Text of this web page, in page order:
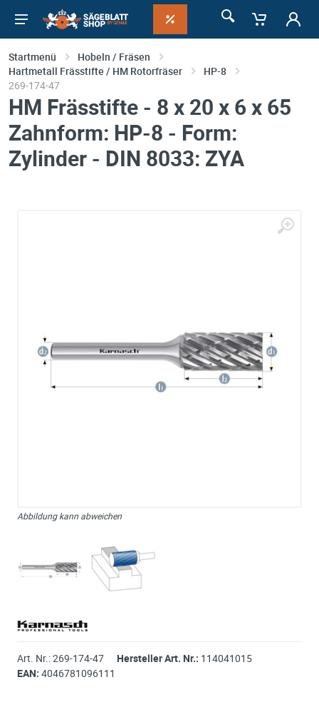
Startmenü
Hobeln / Fräsen
Hartmetall Frässtifte / HM Rotorfräser
HP-8
269-174-47
HM Frässtifte - 8 x 20 x 6 x 65
Zahnform: HP-8 - Form:
Zylinder - DIN 8033: ZYA
Abbildung kann abweichen
Art. Nr.:269-174-47 Hersteller Art. Nr.: 114041015
EAN: 4046781096111